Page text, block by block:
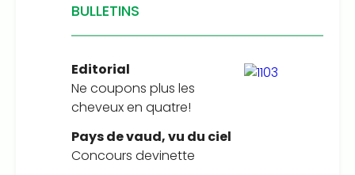
BULLETINS
Editorial
Ne coupons plus les
cheveux en quatre!
Pays de vaud, vu du ciel
Concours devinette